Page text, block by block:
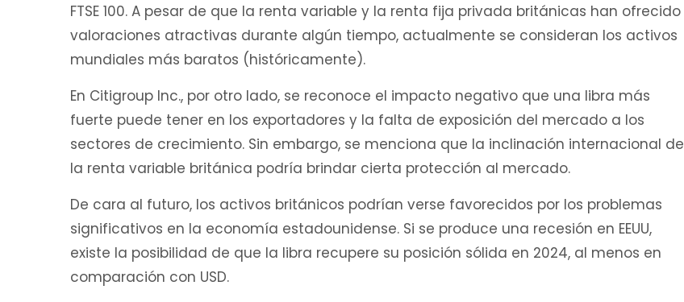
FTSE 100. A pesar de que la renta variable y la renta fija privada británicas han ofrecido
valoraciones atractivas durante algún tiempo, actualmente se consideran los activos
mundiales más baratos (históricamente).
En Citigroup Inc., por otro lado, se reconoce el impacto negativo que una libra más
fuerte puede tener en los exportadores y la falta de exposición del mercado a los
sectores de crecimiento. Sin embargo, se menciona que la inclinación internacional de
la renta variable británica podría brindar cierta protección al mercado.
De cara al futuro, los activos británicos podrían verse favorecidos por los problemas
significativos en la economía estadounidense. Si se produce una recesión en EEUU,
existe la posibilidad de que la libra recupere su posición sólida en 2024, al menos en
comparación con USD.